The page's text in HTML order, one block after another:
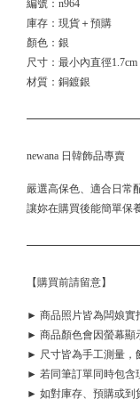
編號：n964
庫存：現貨＋預購
顏色：銀
尺寸：最小內直徑1.7cm
材質：銅鍍銀
newana 日韓飾品專賣
嚴選高保色、適合日常
讓妳在購買後能簡單保
【購買前請留意】
► 商品照片皆為闆娘實
► 商品顏色會因螢幕顯
► 尺寸皆為手工測量，
► 若同筆訂單同時包含
► 如對庫存、預購或到